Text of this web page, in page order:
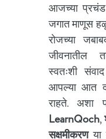
आजच्या प्रचंड
जगात माणूस
रोजच्या
जीवनातील
स्वतःशी
आपल्या आत
राहते. अशा
LearnQoch,
सक्षमीकरणया